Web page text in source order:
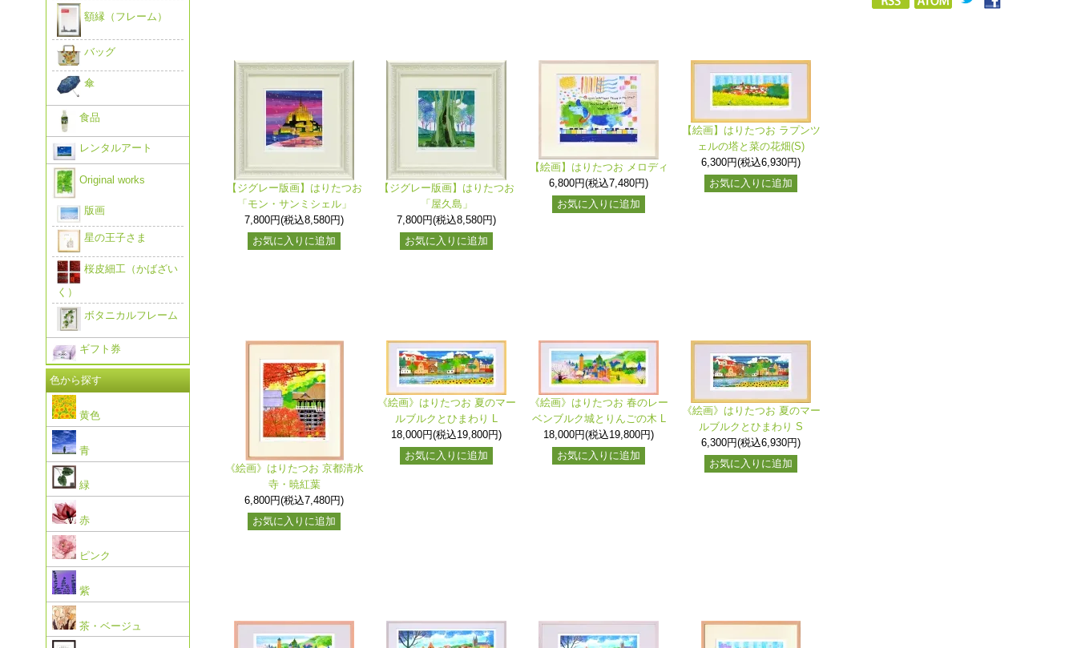
【ジグレー版画】はりたつお
「モン・サンミシェル」
7,800円(税込8,580円)
お気に入りに追加
【ジグレー版画】はりたつお
「屋久島」
7,800円(税込8,580円)
お気に入りに追加
【絵画】はりたつお メロディ
6,800円(税込7,480円)
お気に入りに追加
【絵画】はりたつお ラプンツ
ェルの塔と菜の花畑(S)
6,300円(税込6,930円)
お気に入りに追加
《絵画》はりたつお 京都清水
寺・暁紅葉
6,800円(税込7,480円)
お気に入りに追加
《絵画》はりたつお 夏のマー
ルブルクとひまわり L
18,000円(税込19,800円)
お気に入りに追加
《絵画》はりたつお 春のレー
ベンブルク城とりんごの木 L
18,000円(税込19,800円)
お気に入りに追加
《絵画》はりたつお 夏のマー
ルブルクとひまわり S
6,300円(税込6,930円)
お気に入りに追加
額縁（フレーム）
バッグ
傘
食品
レンタルアート
Original works
版画
星の王子さま
桜皮細工（かばざい
く）
ボタニカルフレーム
ギフト券
色から探す
黄色
青
緑
赤
ピンク
紫
茶・ベージュ